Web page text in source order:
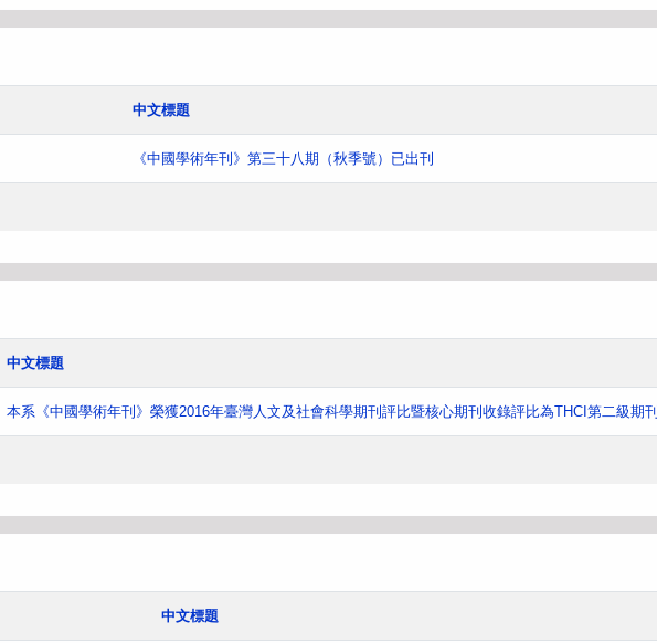
中文標題
《中國學術年刊》第三十八期（秋季號）已出刊
中文標題
本系《中國學術年刊》榮獲2016年臺灣人文及社會科學期刊評比暨核心期刊收錄評比為THCI第二級期刊
中文標題